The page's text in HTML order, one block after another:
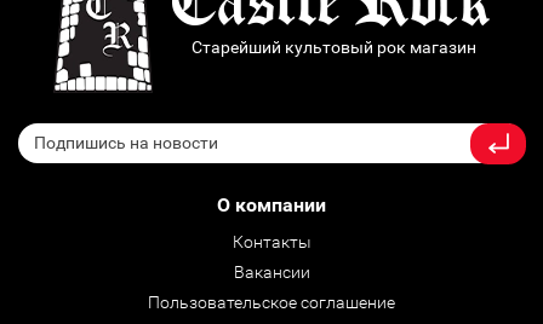
Старейший культовый рок магазин
О компании
Контакты
Вакансии
Пользовательское соглашение